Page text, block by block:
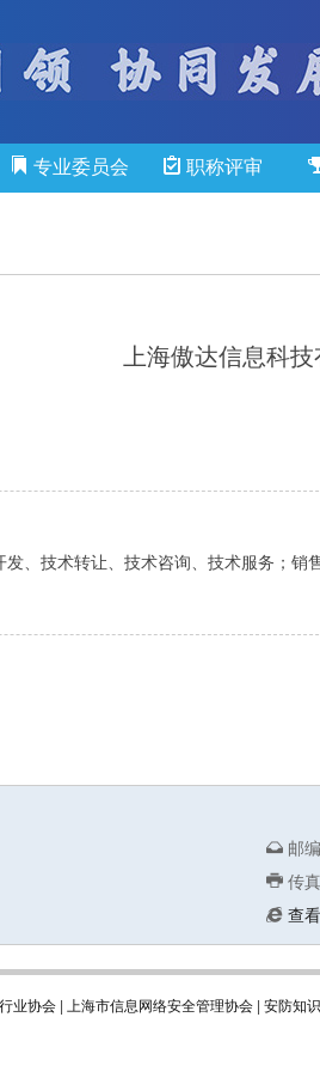
专业委员会 职称评审
上海傲达信息科
、技术转让、技术咨询、技术服务；
邮
传
查
业协会 上海市信息网络安全管理协会 安防知